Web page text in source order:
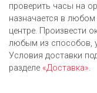
проверить часы на
назначается в
центре. Произвести
любым из cпособов,
Условия доставки
разделе «Доставка».